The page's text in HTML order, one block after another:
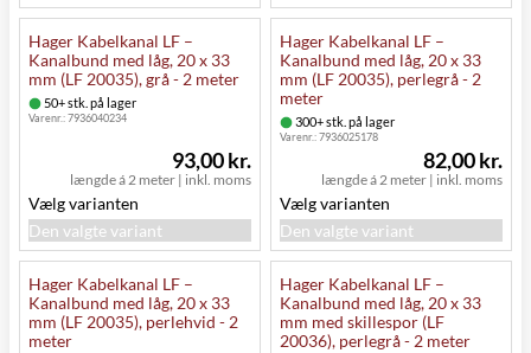
Hager Kabelkanal LF –
Kanalbund med låg, 20 x 33
mm (LF 20035), grå - 2 meter
50+ stk. på lager
Varenr.:7936040234
længde á 2 meter | inkl. moms
93,00 kr.
Vælg varianten
Den valgte variant
Hager Kabelkanal LF –
Kanalbund med låg, 20 x 33
mm (LF 20035), perlegrå - 2
meter
300+ stk. på lager
Varenr.:7936025178
længde á 2 meter | inkl. moms
82,00 kr.
Vælg varianten
Den valgte variant
Hager Kabelkanal LF –
Kanalbund med låg, 20 x 33
mm (LF 20035), perlehvid - 2
meter
Hager Kabelkanal LF –
Kanalbund med låg, 20 x 33
mm med skillespor (LF
20036), perlegrå - 2 meter